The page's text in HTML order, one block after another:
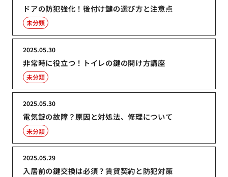
ドアの防犯強化！後付け鍵の選び方と注意点
未分類
非常時に役立つ！トイレの鍵の開け方講座
2025.05.30
未分類
電気錠の故障？原因と対処法、修理について
2025.05.30
未分類
入居前の鍵交換は必須？賃貸契約と防犯対策
2025.05.29